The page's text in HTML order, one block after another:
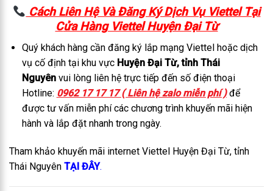
Cách Liên Hệ Và Đăng Ký Dịch Vụ Viettel Tại
Cửa Hàng Viettel Huyện Đại Từ
Quý khách hàng cần đăng ký lắp mạng Viettel hoặc dịch
vụ cố định tại khu vực Huyện Đại Từ, tỉnh Thái
Nguyênvui lòng liên hệ trực tiếp đến số điện thoại
Hotline: 0962 17 17 17 ( Liên hệ zalo miễn phí )để
được tư vấn miễn phí các chương trình khuyến mãi hiện
hành và lắp đặt nhanh trong ngày.
Tham khảo khuyến mãi internet Viettel Huyện Đại Từ, tỉnh
Thái Nguyên TẠI ĐÂY.